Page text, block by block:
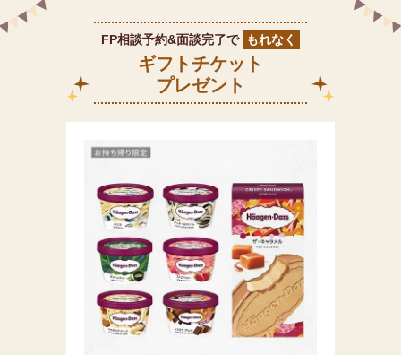
FP相談予約&面談完了で もれなく
ギフトチケット
プレゼント